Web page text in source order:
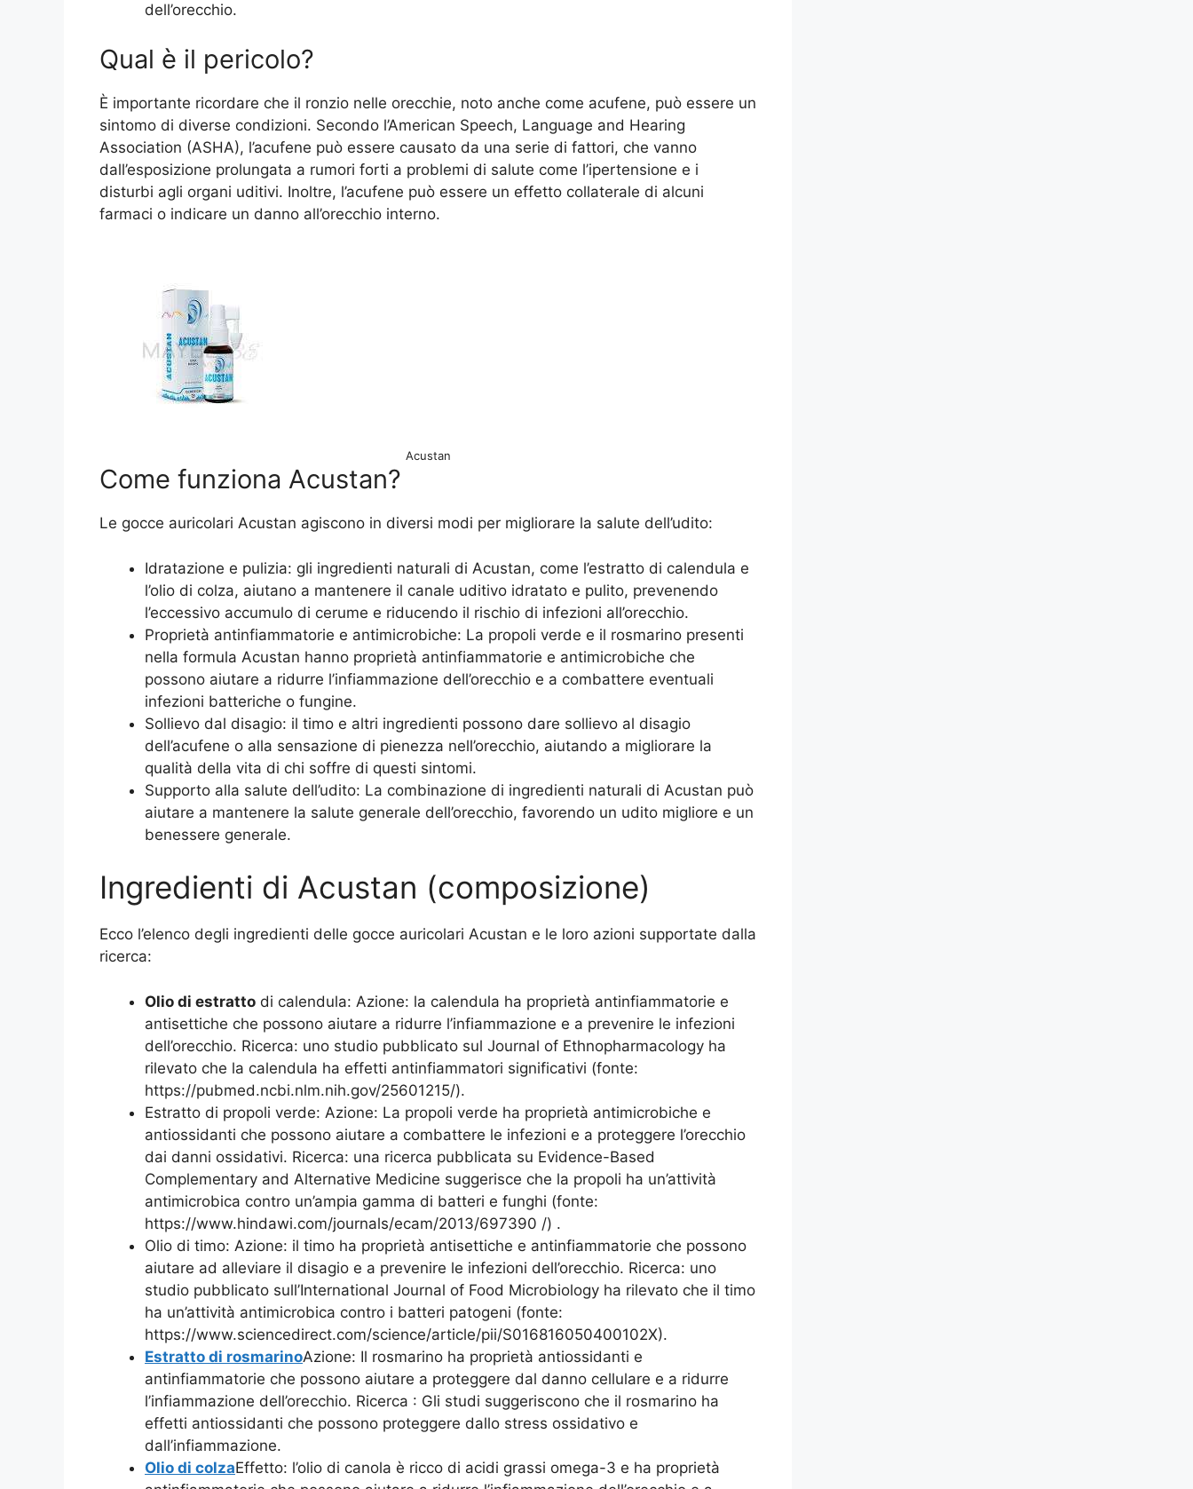
dell’orecchio.
Qual è il pericolo?
È importante ricordare che il ronzio nelle orecchie, noto anche come acufene, può essere un
sintomo di diverse condizioni. Secondo l’American Speech, Language and Hearing
Association (ASHA), l’acufene può essere causato da una serie di fattori, che vanno
dall’esposizione prolungata a rumori forti a problemi di salute come l’ipertensione e i
disturbi agli organi uditivi. Inoltre, l’acufene può essere un effetto collaterale di alcuni
farmaci o indicare un danno all’orecchio interno.
Acustan
Come funziona Acustan?
Le gocce auricolari Acustan agiscono in diversi modi per migliorare la salute dell’udito:
Idratazione e pulizia: gli ingredienti naturali di Acustan, come l’estratto di calendula e
l’olio di colza, aiutano a mantenere il canale uditivo idratato e pulito, prevenendo
l’eccessivo accumulo di cerume e riducendo il rischio di infezioni all’orecchio.
Proprietà antinfiammatorie e antimicrobiche: La propoli verde e il rosmarino presenti
nella formula Acustan hanno proprietà antinfiammatorie e antimicrobiche che
possono aiutare a ridurre l’infiammazione dell’orecchio e a combattere eventuali
infezioni batteriche o fungine.
Sollievo dal disagio: il timo e altri ingredienti possono dare sollievo al disagio
dell’acufene o alla sensazione di pienezza nell’orecchio, aiutando a migliorare la
qualità della vita di chi soffre di questi sintomi.
Supporto alla salute dell’udito: La combinazione di ingredienti naturali di Acustan può
aiutare a mantenere la salute generale dell’orecchio, favorendo un udito migliore e un
benessere generale.
Ingredienti di Acustan (composizione)
Ecco l’elenco degli ingredienti delle gocce auricolari Acustan e le loro azioni supportate dalla
ricerca:
Olio di estratto di calendula: Azione: la calendula ha proprietà antinfiammatorie e
antisettiche che possono aiutare a ridurre l’infiammazione e a prevenire le infezioni
dell’orecchio. Ricerca: uno studio pubblicato sul Journal of Ethnopharmacology ha
rilevato che la calendula ha effetti antinfiammatori significativi (fonte:
https://pubmed.ncbi.nlm.nih.gov/25601215/).
Estratto di propoli verde: Azione: La propoli verde ha proprietà antimicrobiche e
antiossidanti che possono aiutare a combattere le infezioni e a proteggere l’orecchio
dai danni ossidativi. Ricerca: una ricerca pubblicata su Evidence-Based
Complementary and Alternative Medicine suggerisce che la propoli ha un’attività
antimicrobica contro un’ampia gamma di batteri e funghi (fonte:
https://www.hindawi.com/journals/ecam/2013/697390 /) .
Olio di timo: Azione: il timo ha proprietà antisettiche e antinfiammatorie che possono
aiutare ad alleviare il disagio e a prevenire le infezioni dell’orecchio. Ricerca: uno
studio pubblicato sull’International Journal of Food Microbiology ha rilevato che il timo
ha un’attività antimicrobica contro i batteri patogeni (fonte:
https://www.sciencedirect.com/science/article/pii/S016816050400102X).
Estratto di rosmarinoAzione: Il rosmarino ha proprietà antiossidanti e
antinfiammatorie che possono aiutare a proteggere dal danno cellulare e a ridurre
l’infiammazione dell’orecchio. Ricerca : Gli studi suggeriscono che il rosmarino ha
effetti antiossidanti che possono proteggere dallo stress ossidativo e
dall’infiammazione.
Olio di colzaEffetto: l’olio di canola è ricco di acidi grassi omega-3 e ha proprietà